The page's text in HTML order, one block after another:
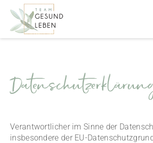
Verantwortlicher im Sinne der
insbesondere der EU-